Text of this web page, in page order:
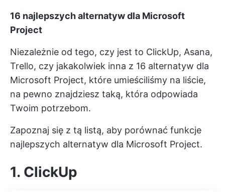
16 najlepszych alternatyw dla Microsoft
Project
Niezależnie od tego, czy jest to ClickUp, Asana,
Trello, czy jakakolwiek inna z 16 alternatyw dla
Microsoft Project, które umieściliśmy na liście,
na pewno znajdziesz taką, która odpowiada
Twoim potrzebom.
Zapoznaj się z tą listą, aby porównać funkcje
najlepszych alternatyw dla Microsoft Project.
1. ClickUp